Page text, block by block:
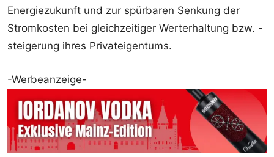
Energiezukunft und zur spürbaren Senkung der
Stromkosten bei gleichzeitiger Werterhaltung bzw. -
steigerung ihres Privateigentums.
-Werbeanzeige-